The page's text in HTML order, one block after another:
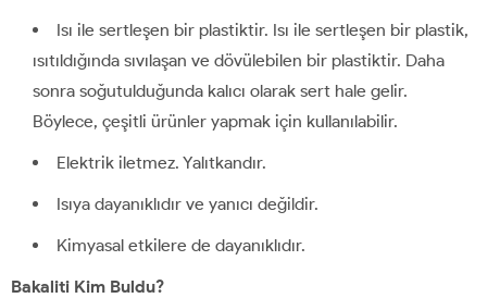
Isı ile sertleşen bir plastiktir. Isı ile sertleşen bir plastik,
ısıtıldığında sıvılaşan ve dövülebilen bir plastiktir. Daha
sonra soğutulduğunda kalıcı olarak sert hale gelir.
Böylece, çeşitli ürünler yapmak için kullanılabilir.
Elektrik iletmez. Yalıtkandır.
Isıya dayanıklıdır ve yanıcı değildir.
Kimyasal etkilere de dayanıklıdır.
Bakaliti Kim Buldu?